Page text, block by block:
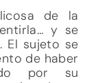
de la
y se
El sujeto se
de haber
por su